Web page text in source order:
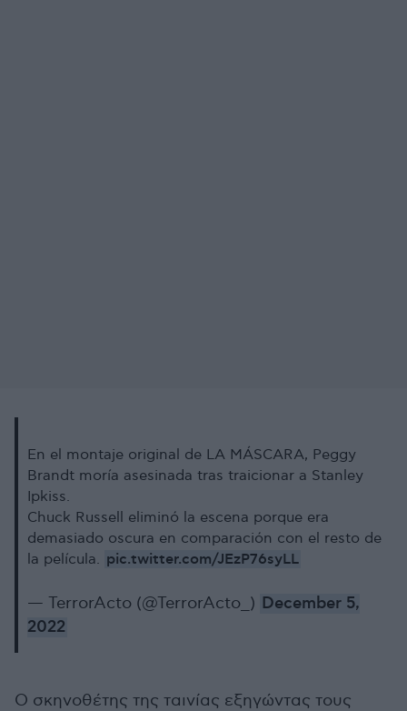
En el montaje original de LA MÁSCARA, Peggy
Brandt moría asesinada tras traicionar a Stanley
Ipkiss.
Chuck Russell eliminó la escena porque era
demasiado oscura en comparación con el resto de
la película. pic.twitter.com/JEzP76syLL
— TerrorActo (@TerrorActo_) December 5,
2022
Ο σκηνοθέτης της ταινίας εξηγώντας τους